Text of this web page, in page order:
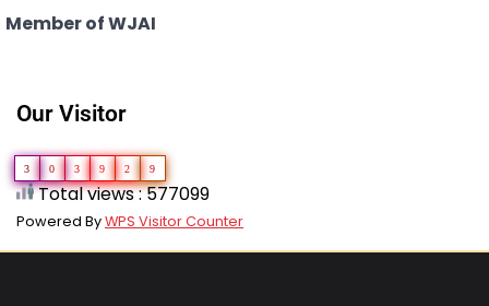
Member of WJAI
Our Visitor
3 0 3 9 2 9
Total views : 577099
Powered ByWPS Visitor Counter